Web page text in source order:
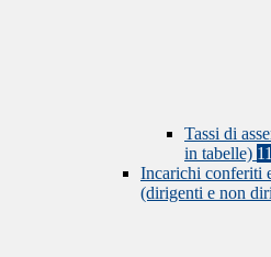
Tassi di
in tabelle) 11
Incarichi conferiti
(dirigenti e non